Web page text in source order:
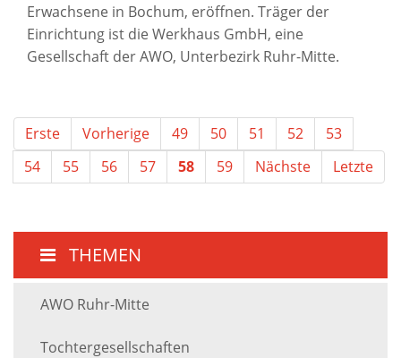
Erwachsene in Bochum, eröffnen. Träger der
Einrichtung ist die Werkhaus GmbH, eine
Gesellschaft der AWO, Unterbezirk Ruhr-Mitte.
Erste Vorherige 49 50 51 52
53
54
55 56 57 58 59 Nächste Letzte
THEMEN
AWO Ruhr-Mitte
Tochtergesellschaften